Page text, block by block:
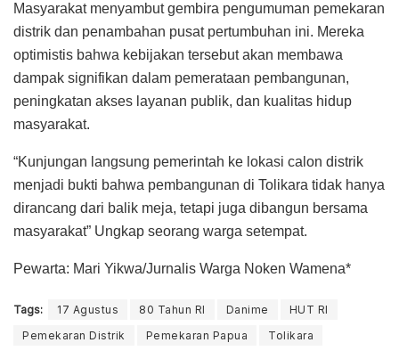
Masyarakat menyambut gembira pengumuman pemekaran
distrik dan penambahan pusat pertumbuhan ini. Mereka
optimistis bahwa kebijakan tersebut akan membawa
dampak signifikan dalam pemerataan pembangunan,
peningkatan akses layanan publik, dan kualitas hidup
masyarakat.
“Kunjungan langsung pemerintah ke lokasi calon distrik
menjadi bukti bahwa pembangunan di Tolikara tidak hanya
dirancang dari balik meja, tetapi juga dibangun bersama
masyarakat” Ungkap seorang warga setempat.
Pewarta: Mari Yikwa/Jurnalis Warga Noken Wamena*
Tags: 17 Agustus 80 Tahun RI Danime
HUT RI
Pemekaran Distrik
Pemekaran Papua Tolikara